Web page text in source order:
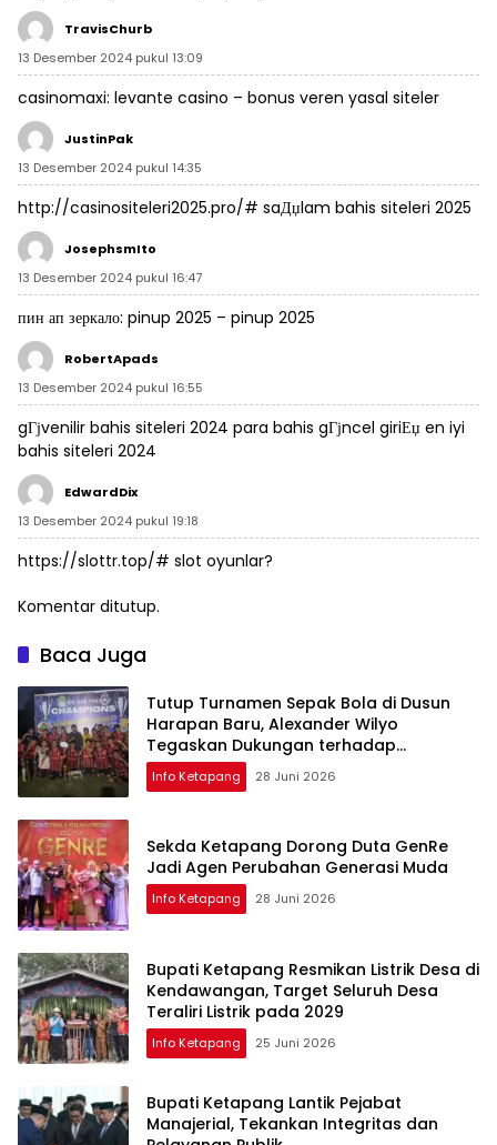
TravisChurb
13 Desember 2024 pukul 13:09
casinomaxi: levante casino – bonus veren yasal siteler
JustinPak
13 Desember 2024 pukul 14:35
http://casinositeleri2025.pro/# saДџlam bahis siteleri 2025
JosephsmIto
13 Desember 2024 pukul 16:47
пин ап зеркало: pinup 2025 – pinup 2025
RobertApads
13 Desember 2024 pukul 16:55
gГјvenilir bahis siteleri 2024 para bahis gГјncel giriЕџ en iyi
bahis siteleri 2024
EdwardDix
13 Desember 2024 pukul 19:18
https://slottr.top/# slot oyunlar?
Komentar ditutup.
Baca Juga
Tutup Turnamen Sepak Bola di Dusun
Harapan Baru, Alexander Wilyo
Tegaskan Dukungan terhadap
Pembinaan Atlet
Info Ketapang 28 Juni 2026
Sekda Ketapang Dorong Duta GenRe
Jadi Agen Perubahan Generasi Muda
Info Ketapang 28 Juni 2026
Bupati Ketapang Resmikan Listrik Desa di
Kendawangan, Target Seluruh Desa
Teraliri Listrik pada 2029
Info Ketapang 25 Juni 2026
Bupati Ketapang Lantik Pejabat
Manajerial, Tekankan Integritas dan